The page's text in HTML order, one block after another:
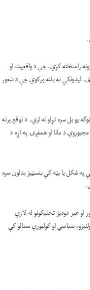
رامنځته کړي، چې د واقعیت او
ته بلنه ورکوي چې د شعور
یو بل سره تړاو نه لري. د توقع پرته
د مانا او همغږۍ په اړه د
شکل یا بڼه کې بنسټیز بدلون سره
غیر دودیز تخنیکونو له لارې
سیاسي او کولتوري مسالو کې